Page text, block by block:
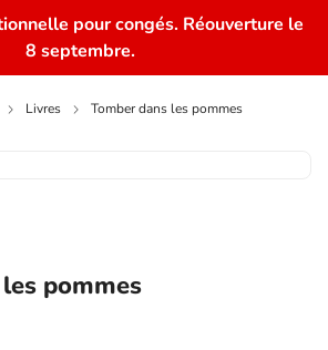
pour congés. Réouverture le
8 septembre.
Livres Tomber dans les pommes
pommes